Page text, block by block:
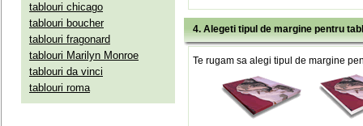
tablouri chicago
tablouri boucher
tablouri fragonard
tablouri Marilyn Monroe
tablouri da vinci
tablouri roma
4. Alegeti tipul de margine pentru
Te rugam sa alegi tipul de margine